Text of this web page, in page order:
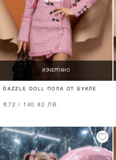
ИЗЧЕРПАНО
DAZZLE DOLL ПОЛА ОТ БУКЛЕ
€72 / 140.82 ЛВ.